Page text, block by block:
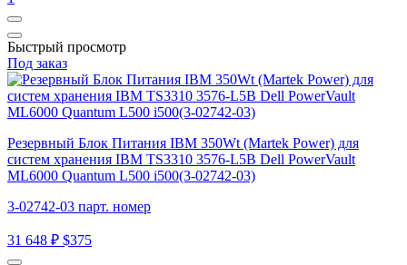
Быстрый просмотр
Под заказ
Резервный Блок Питания IBM 350Wt (Martek Power) для
систем хранения IBM TS3310 3576-L5B Dell PowerVault
ML6000 Quantum L500 i500(3-02742-03)
3-02742-03 парт. номер
31 648 ₽ $375